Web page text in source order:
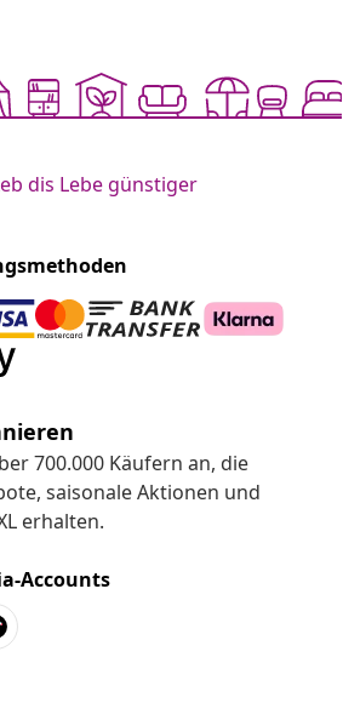
700.000 Käufern an, die
erhalten.
Accounts